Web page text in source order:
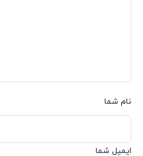
نام شما
ایمیل شما